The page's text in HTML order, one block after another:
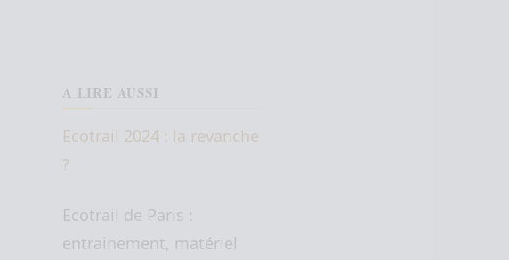
A LIRE AUSSI
Ecotrail 2024 : la revanche
?
Ecotrail de Paris :
entrainement, matériel